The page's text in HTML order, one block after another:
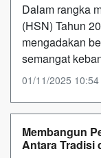
Dalam rangka
(HSN) Tahun
mengadakan
semangat
01/11/2025
Membangun
Antara Tradisi